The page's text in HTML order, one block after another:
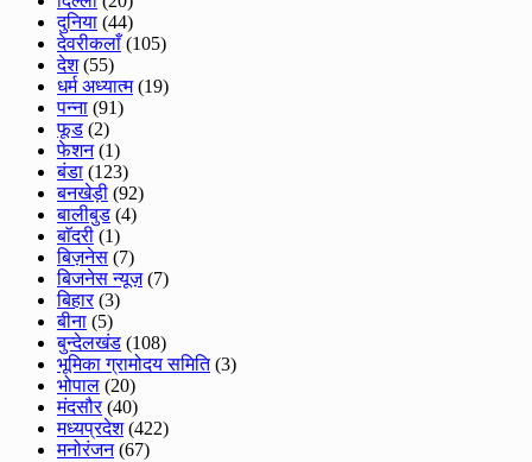
दुनिया (44)
देवरीकलाँ(105)
देश(55)
धर्म अध्यात्म(19)
पन्ना (91)
फूड (2)
फेशन(1)
बंडा (123)
बनखेड़ी (92)
बालीबुड (4)
बाॅदरी (1)
बिज़नेस (7)
बिजनेस न्यूज़(7)
बिहार(3)
बीना (5)
बुन्देलखंड (108)
भूमिका ग्रामोदय समिति(3)
भोपाल (20)
मंदसौर(40)
मध्यप्रदेश(422)
मनोरंजन(67)